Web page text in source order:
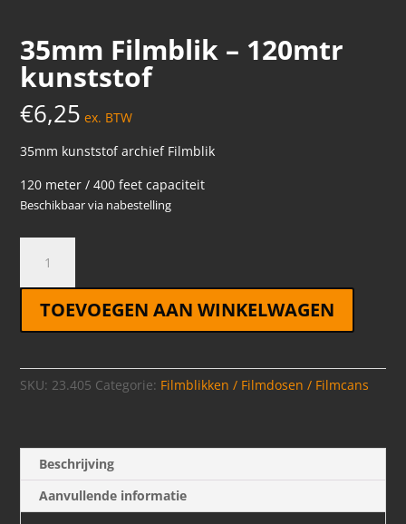
35mm Filmblik – 120mtr
kunststof
€6,25 ex. BTW
35mm kunststof archief Filmblik
120 meter / 400 feet capaciteit
Beschikbaar via nabestelling
Filmblik
-
120mtr
kunststof
TOEVOEGEN AAN WINKELWAGEN
SKU: 23.405 Categorie: Filmblikken / Filmdosen / Filmcans
Beschrijving
Aanvullende informatie